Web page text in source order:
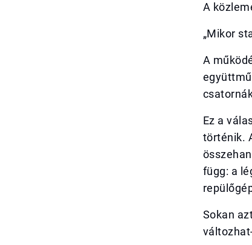
A
„Mikor
A
Ez a
történik.
függ: a
Sokan